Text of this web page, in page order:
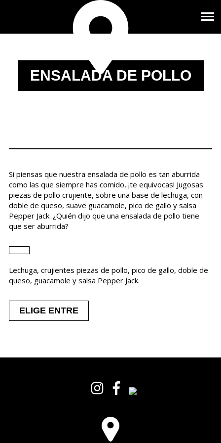
ENSALADA DE POLLO
Si piensas que nuestra ensalada de pollo es tan aburrida
como las que siempre has comido, ¡te equivocas! Jugosas
piezas de pollo crujiente, sobre una base de lechuga, con
doble de queso, suave guacamole, pico de gallo y salsa
Pepper Jack. ¿Quién dijo que una ensalada de pollo tiene
que ser aburrida?
Lechuga, crujientes piezas de pollo, pico de gallo, doble de
queso, guacamole y salsa Pepper Jack.
ELIGE ENTRE